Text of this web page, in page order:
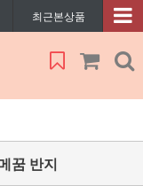
최근본상품
꿈 반지